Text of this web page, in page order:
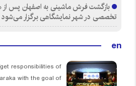
بازگشت فرش ماشینی به اصفهان پس از
تخصصی در شهر نمایشگاهی برگزار می‌شود
en
responsibilities of
with the goal of